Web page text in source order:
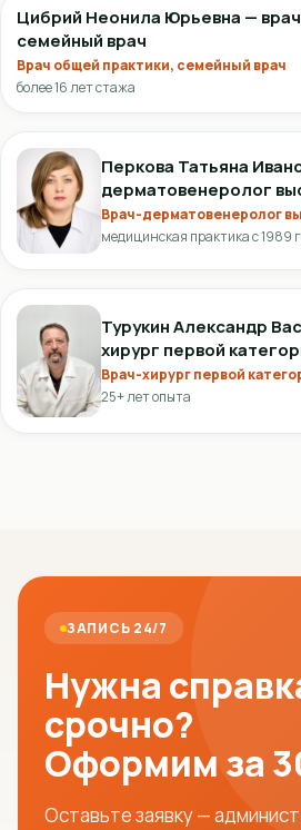
Цибрий Неонила Юрьевна —
семейный врач
Врач общей практики, семейный врач
более 16 лет стажа
Перкова Татьяна
дерматовенеролог
Врач-дерматовенеролог
медицинская практика с 1989
Турукин Александр
хирург первой
Врач-хирург первой
25+ лет опыта
ЗАПИСЬ 24/7
Нужна
срочно?
Оформим за
Оставьте заявку —